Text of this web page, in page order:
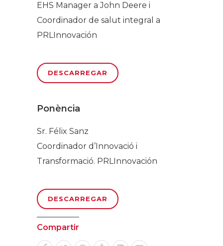
EHS Manager a John Deere i
Coordinador de salut integral a
PRLInnovación
DESCARREGAR
Ponència
Sr. Félix Sanz
Coordinador d’Innovació i
Transformació. PRLInnovación
DESCARREGAR
Compartir